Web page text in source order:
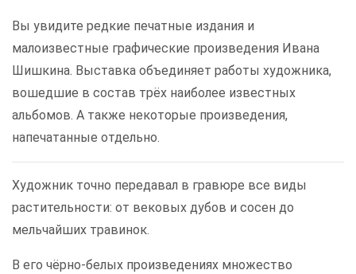
Вы увидите редкие печатные издания и
малоизвестные графические произведения Ивана
Шишкина. Выставка объединяет работы художника,
вошедшие в состав трёх наиболее известных
альбомов. А также некоторые произведения,
напечатанные отдельно.
Художник точно передавал в гравюре все виды
растительности: от вековых дубов и сосен до
мельчайших травинок.
В его чёрно-белых произведениях множество